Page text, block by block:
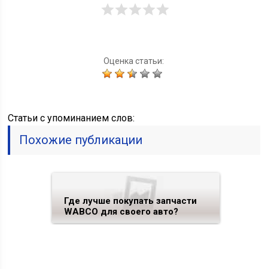
Оценка статьи:
Статьи c упоминанием слов:
Похожие публикации
Где лучше покупать запчасти
WABCO для своего авто?